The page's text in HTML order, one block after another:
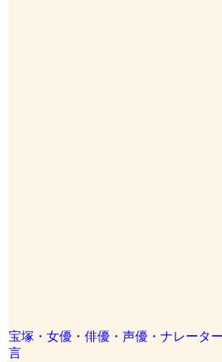
宝塚・女優・俳優・声優・ナレータ
言